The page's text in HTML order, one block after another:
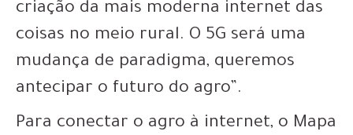
criação da mais moderna internet das
coisas no meio rural. O 5G será uma
mudança de paradigma, queremos
antecipar o futuro do agro”.
Para conectar o agro à internet, o Mapa